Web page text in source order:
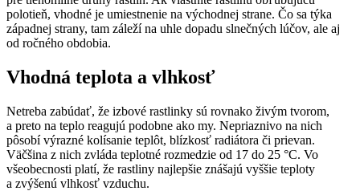
polotieň, vhodné je umiestnenie na východnej strane. Čo sa týka
západnej strany, tam záleží na uhle dopadu slnečných lúčov, ale aj
od ročného obdobia.
Vhodná teplota a vlhkosť
Netreba zabúdať, že izbové rastlinky sú rovnako živým tvorom,
a preto na teplo reagujú podobne ako my. Nepriaznivo na nich
pôsobí výrazné kolísanie teplôt, blízkosť radiátora či prievan.
Väčšina z nich zvláda teplotné rozmedzie od 17 do 25 °C. Vo
všeobecnosti platí, že rastliny najlepšie znášajú vyššie teploty
a zvýšenú vlhkosť vzduchu.